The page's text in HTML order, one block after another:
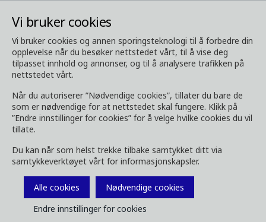
Vi bruker cookies
Vi bruker cookies og annen sporingsteknologi til å forbedre din
opplevelse når du besøker nettstedet vårt, til å vise deg
tilpasset innhold og annonser, og til å analysere trafikken på
nettstedet vårt.
Når du autoriserer ”Nødvendige cookies”, tillater du bare de
som er nødvendige for at nettstedet skal fungere. Klikk på
”Endre innstillinger for cookies” for å velge hvilke cookies du vil
tillate.
Du kan når som helst trekke tilbake samtykket ditt via
samtykkeverktøyet vårt for informasjonskapsler.
Alle cookies
Nødvendige cookies
Endre innstillinger for cookies
Media Last ned media
Last ned media
kundemagasin og annet media her. Filtrer på
type eller kategori i menyene under.
Filter media